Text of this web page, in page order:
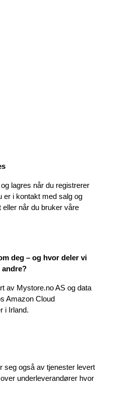
lagres når du registrerer
er i kontakt med salg og
når du bruker våre
deg – og hvor deler vi
andre?
av Mystore.no AS og data
Amazon Cloud
i Irland.
seg også av tjenester levert
underleverandører hvor